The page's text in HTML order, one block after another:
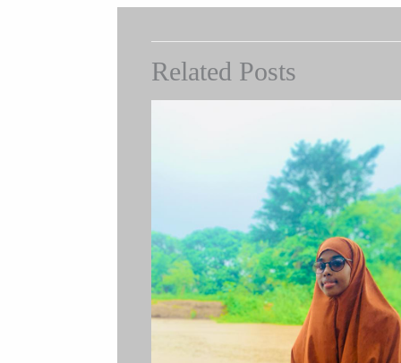
Related Posts